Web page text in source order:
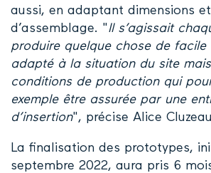
aussi, en adaptant dimensions
d’assemblage. "Il s’agissait
produire quelque chose de facile
adapté à la situation du site
conditions de production qui
exemple être assurée par une
d’insertion", précise Alice
La finalisation des prototypes,
septembre 2022, aura pris 6